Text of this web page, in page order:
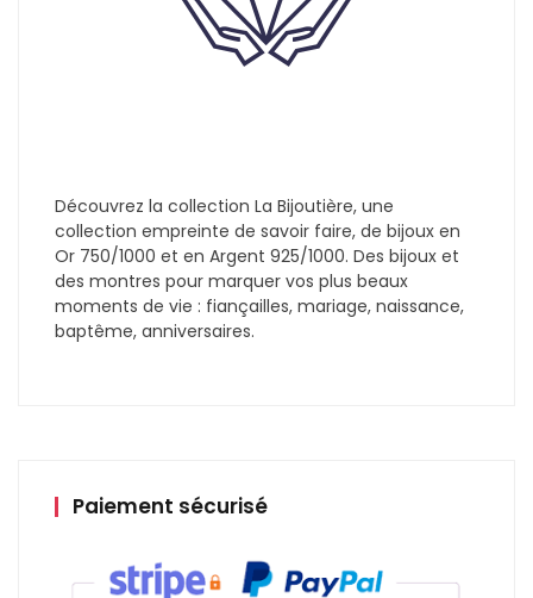
Découvrez la collection La Bijoutière, une
collection empreinte de savoir faire, de bijoux en
Or 750/1000 et en Argent 925/1000. Des bijoux et
des montres pour marquer vos plus beaux
moments de vie : fiançailles, mariage, naissance,
baptême, anniversaires.
Paiement sécurisé